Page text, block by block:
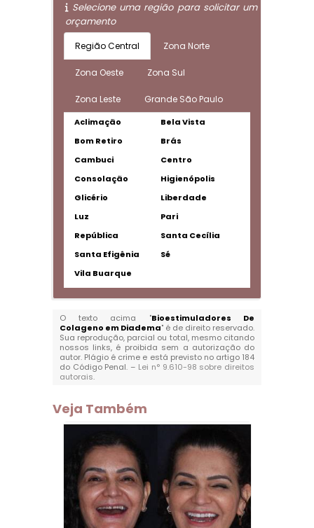
Selecione uma região para solicitar um
orçamento
Região Central Zona Norte
Zona Oeste Zona Sul
Zona Leste Grande São Paulo
Aclimação
Bela Vista
Bom Retiro
Brás
Cambuci
Centro
Consolação
Higienópolis
Glicério
Liberdade
Luz
Pari
República
Santa Cecília
Santa Efigênia
Sé
Vila Buarque
O texto acima "Bioestimuladores De
Colageno em Diadema" é de direito reservado.
Sua reprodução, parcial ou total, mesmo citando
nossos links, é proibida sem a autorização do
autor. Plágio é crime e está previsto no artigo 184
do Código Penal. – Lei n° 9.610-98 sobre direitos
autorais.
Veja Também